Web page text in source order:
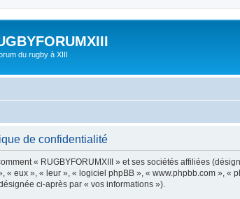
du rugby à XIII
de confidentialité
« RUGBYFORUMXIII » et ses sociétés affiliées
« eux », « leur », « logiciel phpBB », « www.phpbb.com »,
ci-après par « vos informations »).